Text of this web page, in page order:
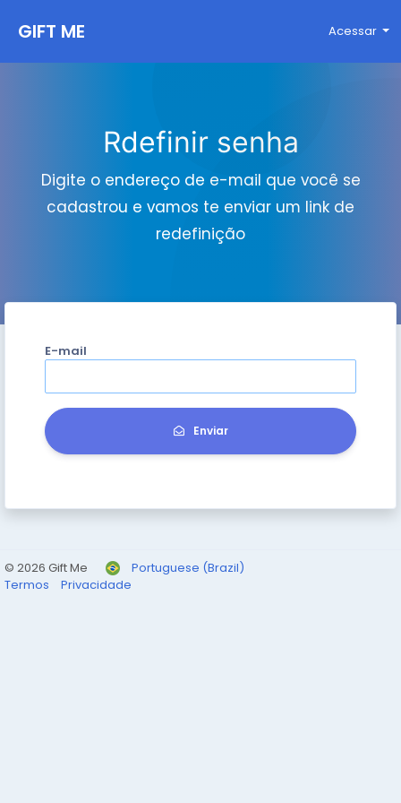
GIFT ME Acessar
Rdefinir senha
Digite o endereço de e-mail que você se
cadastrou e vamos te enviar um link de
redefinição
E-mail
Enviar
© 2026 Gift Me
Portuguese (Brazil)
Termos
Privacidade